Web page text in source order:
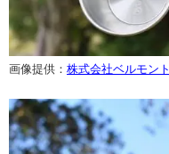
画像提供： 株式会社ベルモント